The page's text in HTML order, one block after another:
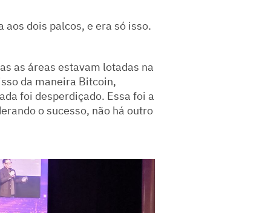
aos dois palcos, e era só isso.
as áreas estavam lotadas na
da maneira Bitcoin,
foi desperdiçado. Essa foi a
o sucesso, não há outro